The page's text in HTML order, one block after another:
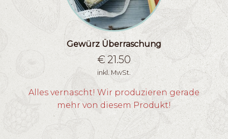
Gewürz Überraschung
€ 21.50
inkl. MwSt.
Alles vernascht! Wir produzieren gerade
mehr von diesem Produkt!